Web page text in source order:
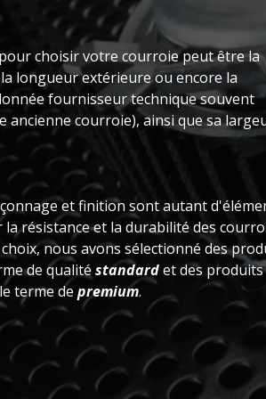
choisir votre courroie peut être la
longueur extérieure ou encore la
fournisseur technique souvent
ancienne courroie), ainsi que sa
et finition sont autant
résistance et la durabilité des
nous avons sélectionné des
de qualité standardet des produits
terme de premium.